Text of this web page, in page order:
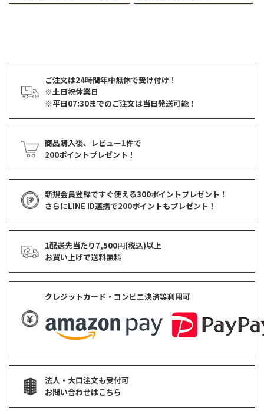
ご注文は24時間年中無休で受け付け！
※土日祝休業日
※平日07:30までのご注文は当日発送可能！
商品購入後、レビュー1件で
200ポイントプレゼント！
新規会員登録ですぐ使える300ポイントプレゼント！
さらにLINE ID連携で200ポイントもプレゼント！
1配送先当たり7,500円(税込)以上
お買い上げで送料無料
クレジットカード・コンビニ決済等利用可
法人・大口注文も受付可
お問い合わせはこちら